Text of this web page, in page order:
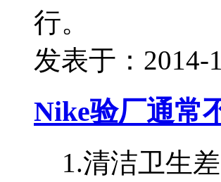
行。
发表于：2014-
Nike验厂通常
1.清洁卫生